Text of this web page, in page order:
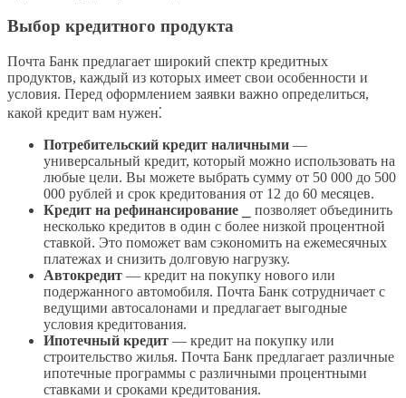
Выбор кредитного продукта
Почта Банк предлагает широкий спектр кредитных
продуктов, каждый из которых имеет свои особенности и
условия. Перед оформлением заявки важно определиться,
какой кредит вам нужен⁚
Потребительский кредит наличными ―
универсальный кредит, который можно использовать на
любые цели. Вы можете выбрать сумму от 50 000 до 500
000 рублей и срок кредитования от 12 до 60 месяцев.
Кредит на рефинансирование ⎯ позволяет объединить
несколько кредитов в один с более низкой процентной
ставкой. Это поможет вам сэкономить на ежемесячных
платежах и снизить долговую нагрузку.
Автокредит ― кредит на покупку нового или
подержанного автомобиля. Почта Банк сотрудничает с
ведущими автосалонами и предлагает выгодные
условия кредитования.
Ипотечный кредит ― кредит на покупку или
строительство жилья. Почта Банк предлагает различные
ипотечные программы с различными процентными
ставками и сроками кредитования.